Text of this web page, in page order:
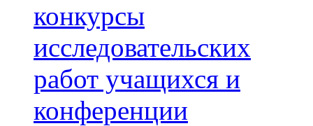
конкурсы
исследовательских
работ учащихся и
конференции